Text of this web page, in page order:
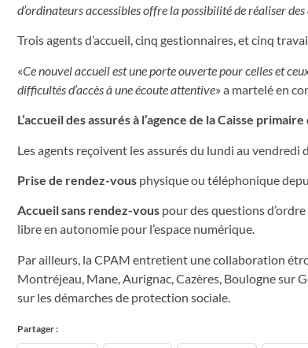
d’ordinateurs accessibles offre la possibilité de réaliser
Trois agents d’accueil, cinq gestionnaires, et cinq
«Ce nouvel accueil est une porte ouverte pour celles et
difficultés d’accès à une écoute attentive» a martelé en
L’accueil des assurés à l’agence de la Caisse
Les agents reçoivent les assurés du lundi au vendredi
Prise de rendez-vous physique ou téléphonique
Accueil sans rendez-vous pour des questions
libre en autonomie pour l’espace numérique.
Par ailleurs, la CPAM entretient une collaboration
Montréjeau, Mane, Aurignac, Cazères, Boulogne sur
sur les démarches de protection sociale.
Partager :